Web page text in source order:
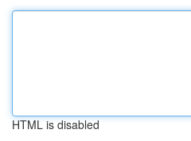
HTML is disabled